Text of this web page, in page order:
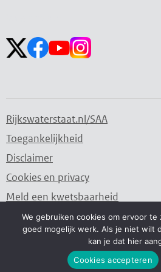
Rijkswaterstaat.nl/SAA
Toegankelijkheid
Disclaimer
Cookies en privacy
Meld een kwetsbaarheid
Water. Wegen. Werken. Rijkswaterstaat.
We gebruiken cookies om ervoor
goed mogelijk werk. Als je niet wilt
kan je dat hier
Cookies accepteren